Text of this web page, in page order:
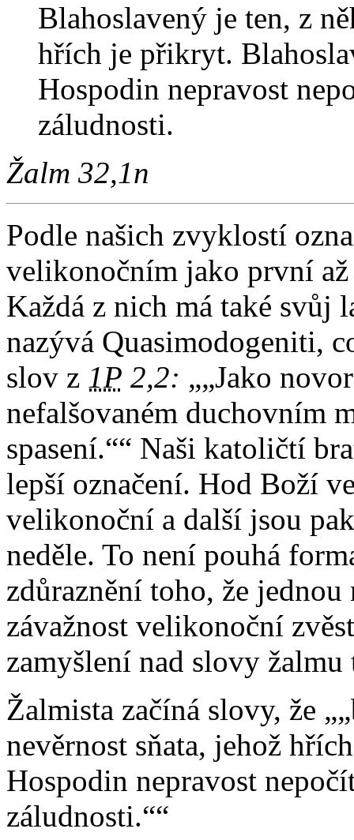
Blahoslavený je ten, z
hřích je přikryt.
Hospodin nepravost
záludnosti.
Žalm 32,1n
Podle našich zvyklostí
velikonočním jako první
Každá z nich má také svůj
nazývá Quasimodogeniti,
slov z 1P 2,2:
„Jako
nefalšovaném duchovním
spasení.“
Naši katoličtí
lepší označení. Hod Boží
velikonoční a další jsou
neděle. To není pouhá
zdůraznění toho, že
závažnost velikonoční
zamyšlení nad slovy
Žalmista začíná slovy, že
nevěrnost sňata, jehož
Hospodin nepravost
záludnosti.“